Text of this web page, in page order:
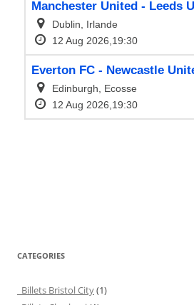
CATEGORIES
Billets Bristol City(1)